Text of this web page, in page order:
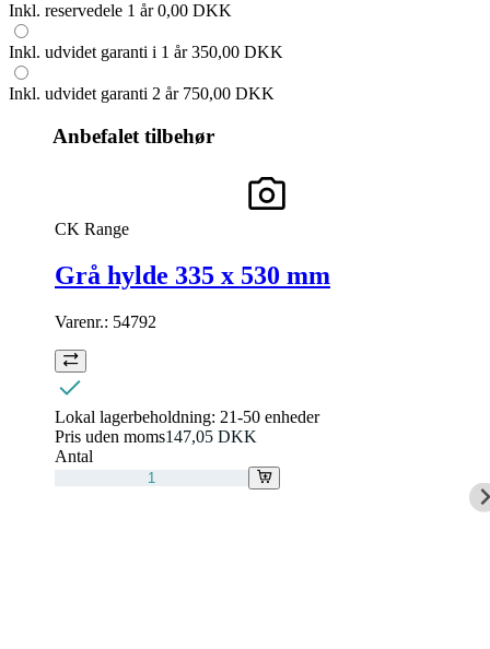
Inkl. reservedele 1 år0,00 DKK
Inkl. udvidet garanti i 1 år350,00 DKK
Inkl. udvidet garanti 2 år 750,00 DKK
Anbefalet tilbehør
CK Range
Grå hylde 335 x 530 mm
Varenr.: 54792
Lokal lagerbeholdning: 21-50 enheder
Pris uden moms147,05 DKK
Antal